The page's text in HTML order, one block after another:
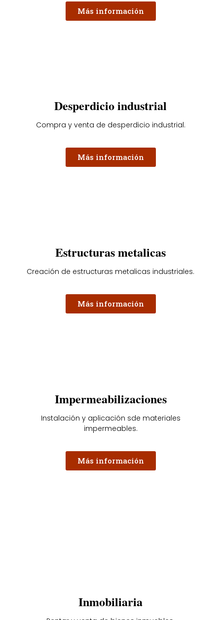
Más información
Desperdicio industrial
Compra y venta de desperdicio industrial.
Más información
Estructuras metalicas
Creación de estructuras metalicas industriales.
Más información
Impermeabilizaciones
Instalación y aplicación sde materiales
impermeables.
Más información
Inmobiliaria